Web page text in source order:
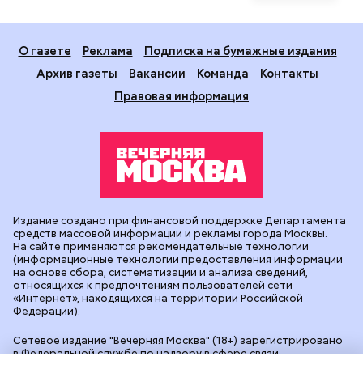
О газете Реклама
Подписка на бумажные издания
Архив газеты
Вакансии Команда
Контакты
Правовая информация
Сетевое издание "Вечерняя Москва" (18+) зарегистрировано
в Федеральной службе по надзору в сфере связи,
Издание создано при финансовой поддержке Департамента
средств массовой информации и рекламы города Москвы.
На сайте применяются рекомендательные технологии
(информационные технологии предоставления информации
на основе сбора, систематизации и анализа сведений,
относящихся к предпочтениям пользователей сети
«Интернет», находящихся на территории Российской
Федерации).